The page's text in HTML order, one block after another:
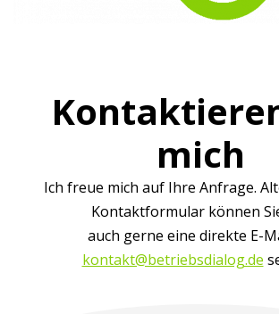
mich
Ich freue mich auf Ihre Anfrage.
Kontaktformular können
auch gerne eine direkte E-
kontakt@betriebsdialog.de